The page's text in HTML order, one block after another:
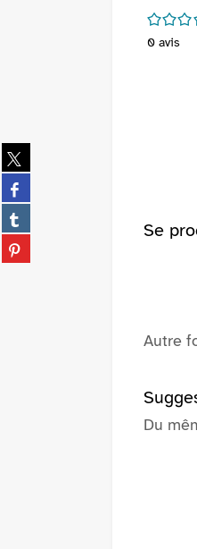
Partager
sur
twitter
(Nouvelle
fenêtre)
Partager
sur
facebook
(Nouvelle
fenêtre)
Partager
sur
tumblr
Partager
sur
/5
0 avis
Se
Autre
Du